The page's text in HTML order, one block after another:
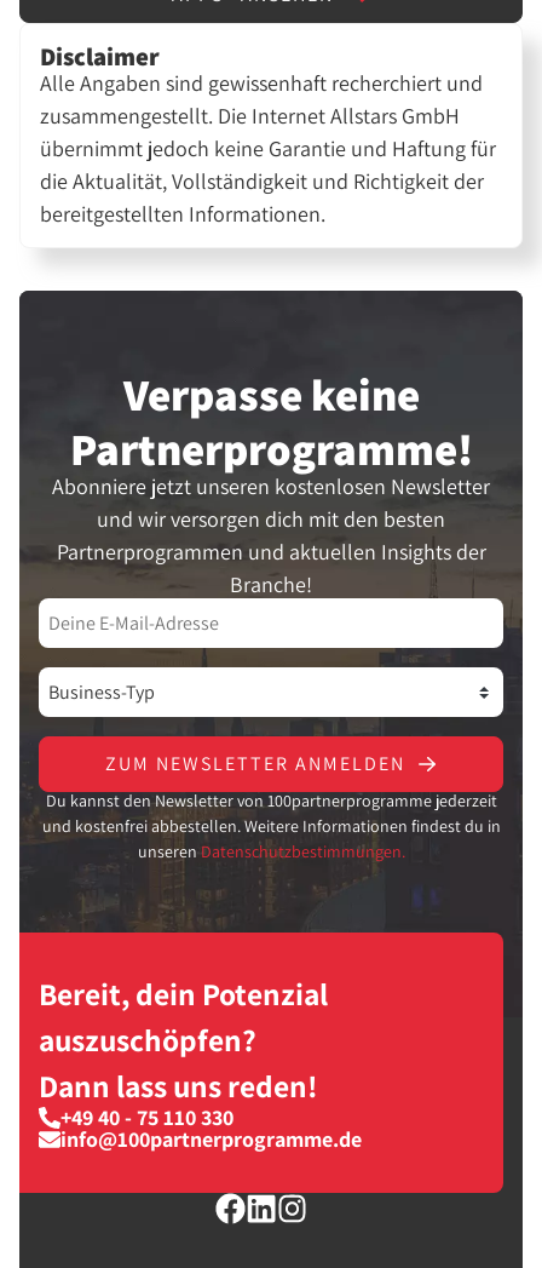
Disclaimer
Alle Angaben sind gewissenhaft recherchiert und
zusammengestellt. Die Internet Allstars GmbH
übernimmt jedoch keine Garantie und Haftung für
die Aktualität, Vollständigkeit und Richtigkeit der
bereitgestellten Informationen.
Verpasse keine
Partner­programme!
Abonniere jetzt unseren kostenlosen Newsletter
und wir versorgen dich mit den besten
Partnerprogrammen und aktuellen Insights der
Branche!
ZUM NEWSLETTER ANMELDEN
Du kannst den Newsletter von 100partnerprogramme jederzeit
und kostenfrei abbestellen. Weitere Informationen findest du in
unseren Datenschutzbestimmungen.
Bereit, dein Potenzial
auszuschöpfen?
Dann lass uns reden!
+49 40 - 75 110 330
info@100partnerprogramme.de